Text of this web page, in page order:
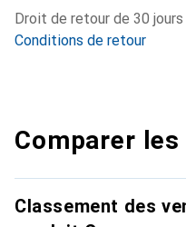
Droit de retour de 30 jours
Conditions de retour
Comparer
Classement des